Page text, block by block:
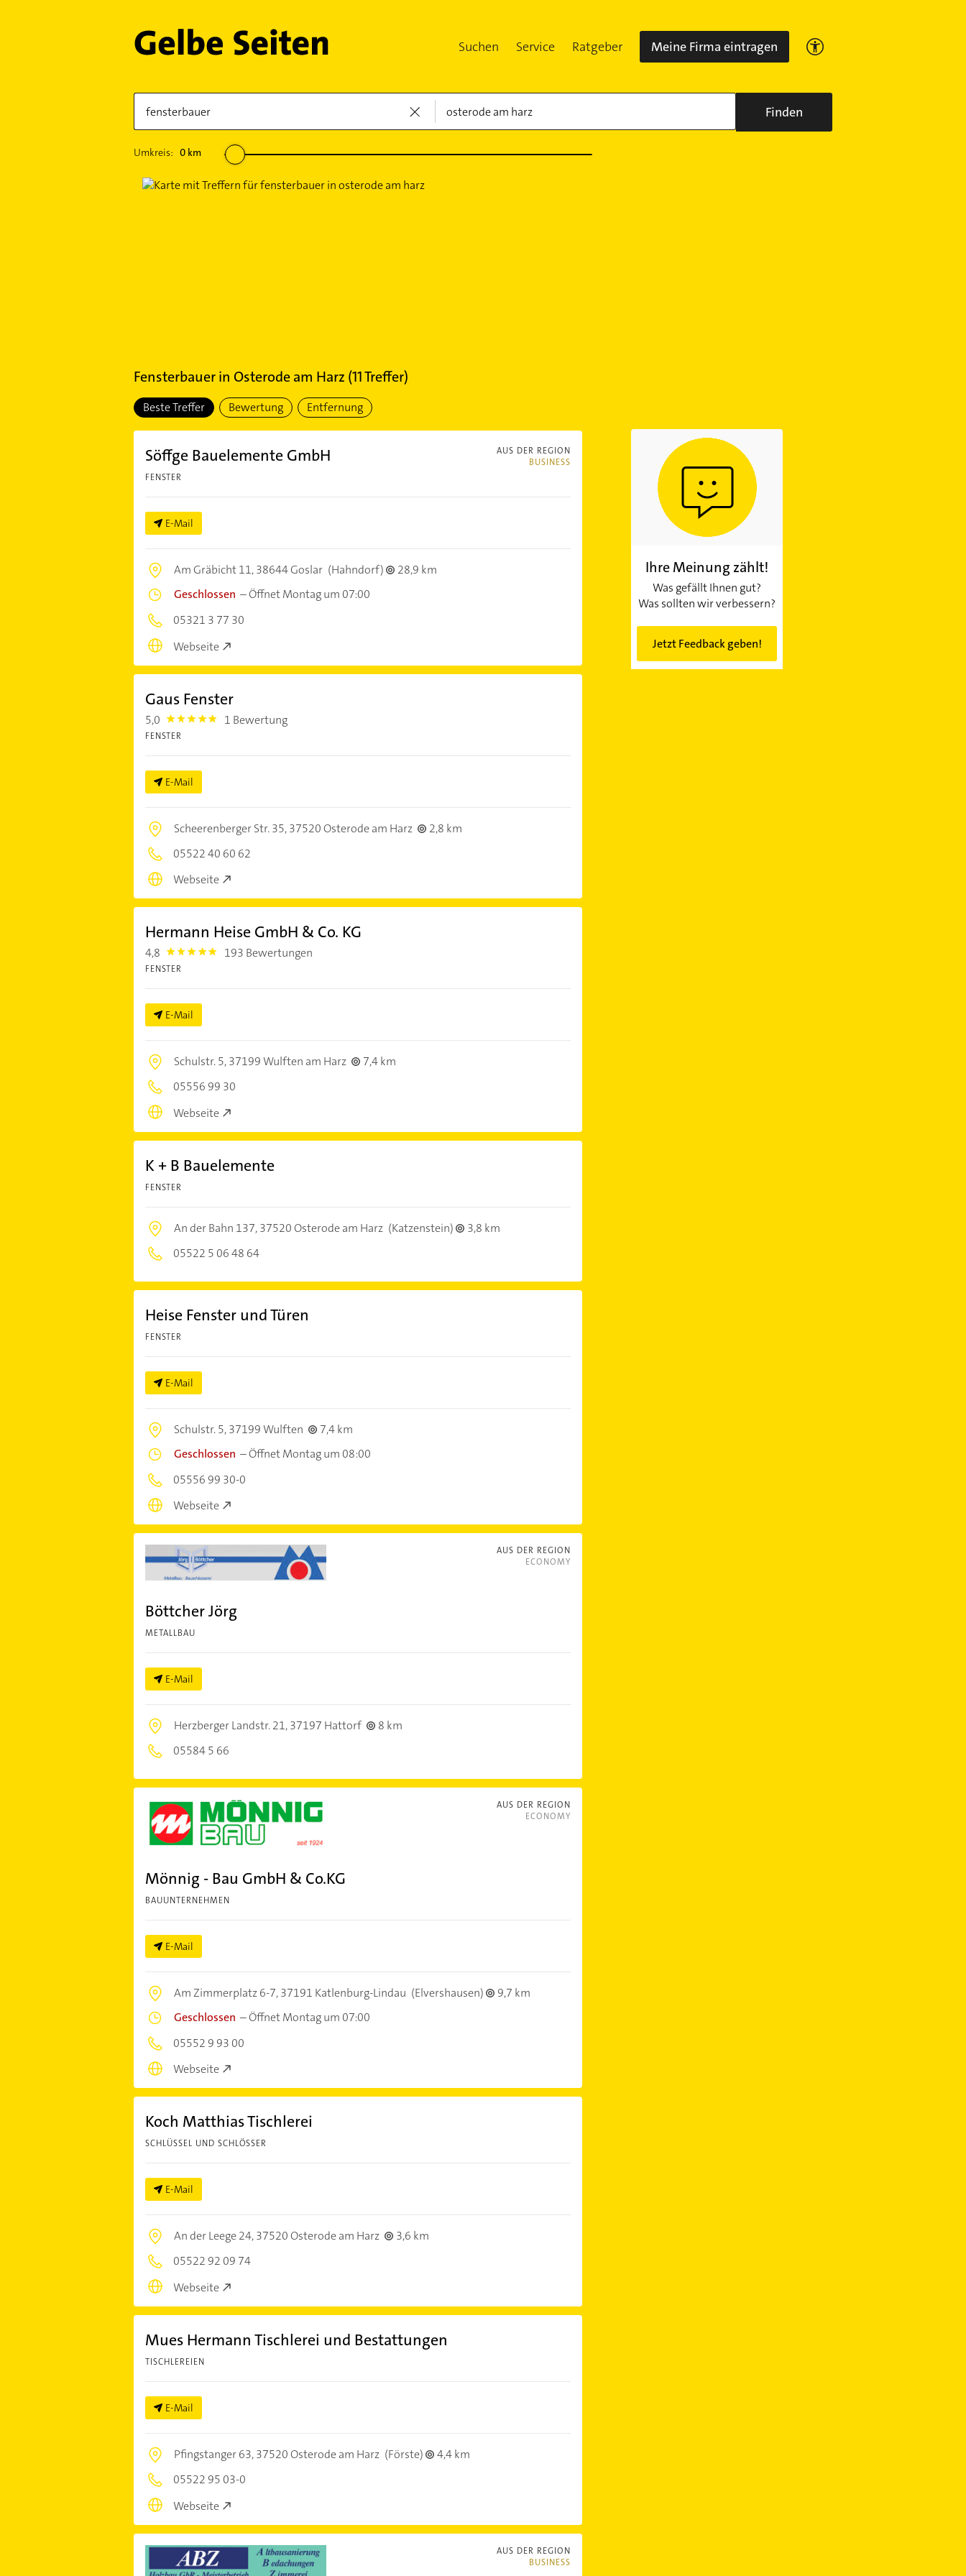
Suchen Service Ratgeber Meine Firma eintragen
Finden
Umkreis: 0km
Fensterbauerin Osterode am Harz (11Treffer)
Beste Treffer Bewertung Entfernung
AUS DER REGION
BUSINESS
Söffge Bauelemente GmbH
FENSTER
E-Mail
Am Gräbicht 11,38644 Goslar (Hahndorf)
28,9 km
Geschlossen –Öffnet Montag um 07:00
05321 3 77 30
Webseite
Gaus Fenster
5,0 5.0 1 Bewertung
FENSTER
E-Mail
Scheerenberger Str. 35,37520 Osterode am Harz
2,8 km
05522 40 60 62
Webseite
Hermann Heise GmbH & Co. KG
4,8 4.8 193 Bewertungen
FENSTER
E-Mail
Schulstr. 5,37199 Wulften am Harz
7,4 km
05556 99 30
Webseite
K + B Bauelemente
FENSTER
An der Bahn 137,37520 Osterode am Harz (Katzenstein)
3,8 km
05522 5 06 48 64
Heise Fenster und Türen
FENSTER
E-Mail
Schulstr. 5,37199 Wulften
7,4 km
Geschlossen –Öffnet Montag um 08:00
05556 99 30-0
Webseite
AUS DER REGION
ECONOMY
Böttcher Jörg
METALLBAU
E-Mail
Herzberger Landstr. 21,37197 Hattorf
8 km
05584 5 66
AUS DER REGION
ECONOMY
Mönnig - Bau GmbH & Co.KG
BAUUNTERNEHMEN
E-Mail
Am Zimmerplatz 6-7,37191 Katlenburg-Lindau (Elvershausen)
9,7 km
Geschlossen –Öffnet Montag um 07:00
05552 9 93 00
Webseite
Koch Matthias Tischlerei
SCHLÜSSEL UND SCHLÖSSER
E-Mail
An der Leege 24,37520 Osterode am Harz
3,6 km
05522 92 09 74
Webseite
Mues Hermann Tischlerei und Bestattungen
TISCHLEREIEN
E-Mail
Pfingstanger 63,37520 Osterode am Harz (Förste)
4,4 km
05522 95 03-0
Webseite
AUS DER REGION
BUSINESS
Ihre Meinung zählt!
Was gefällt Ihnen gut?
Was sollten wir verbessern?
Jetzt Feedback geben!